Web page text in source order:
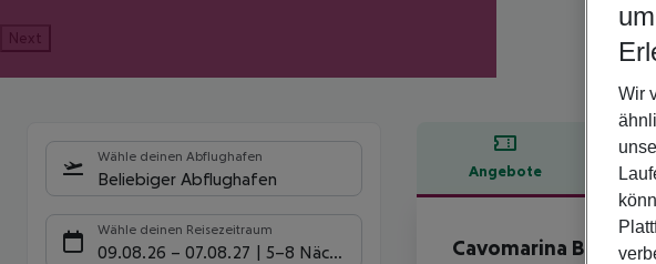
Next
Wähle deinen Abflughafen
Beliebiger Abflughafen
Wähle deinen Reisezeitraum
09.08.26 – 07.08.27 5-8 Nächte
Angebote
Cavomarina Beach
Wir